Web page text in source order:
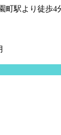
町駅より徒